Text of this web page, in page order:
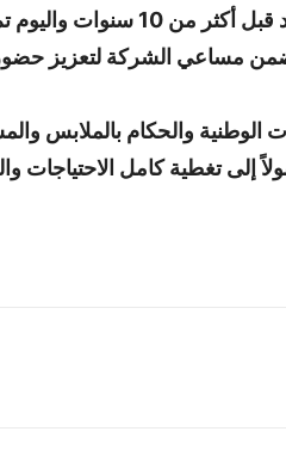
الشركة حظيت بتجربة سابقة مع
ضمن مساعي الشركة لتعزيز
الوطنية والحكام بالملابس
إلى تغطية كامل